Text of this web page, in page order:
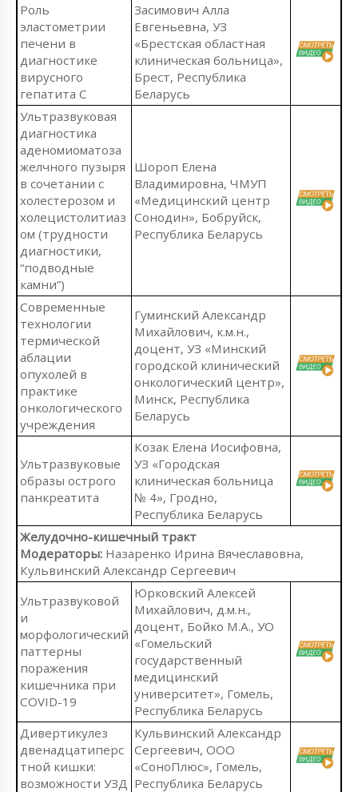
Роль
эластометрии
печени в
диагностике
вирусного
гепатита С
Засимович Алла
Евгеньевна, УЗ
«Брестская областная
клиническая больница»,
Брест, Республика
Беларусь
Ультразвуковая
диагностика
аденомиоматоза
желчного пузыря
в сочетании с
холестерозом и
холецистолитиаз
ом (трудности
диагностики,
“подводные
камни”)
Шороп Елена
Владимировна, ЧМУП
«Медицинский центр
Сонодин», Бобруйск,
Республика Беларусь
Современные
технологии
термической
аблации
опухолей в
практике
онкологического
учреждения
Гуминский Александр
Михайлович, к.м.н.,
доцент, УЗ «Минский
городской клинический
онкологический центр»,
Минск, Республика
Беларусь
Ультразвуковые
образы острого
панкреатита
Козак Елена Иосифовна,
УЗ «Городская
клиническая больница
№ 4», Гродно,
Республика Беларусь
Желудочно-кишечный тракт
Модераторы: Назаренко Ирина Вячеславовна,
Кульвинский Александр Сергеевич
Ультразвуковой
и
морфологический
паттерны
поражения
кишечника при
COVID-19
Юрковский Алексей
Михайлович, д.м.н.,
доцент, Бойко М.А., УО
«Гомельский
государственный
медицинский
университет», Гомель,
Республика Беларусь
Дивертикулез
двенадцатиперс
тной кишки:
возможности УЗД
Кульвинский Александр
Сергеевич, ООО
«СоноПлюс», Гомель,
Республика Беларусь